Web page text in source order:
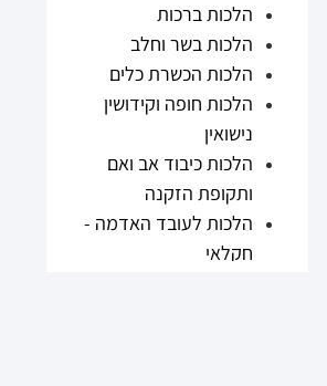
הלכות ברכות
הלכות בשר וחלב
הלכות הכשרת כלים
הלכות חופה וקידושין
נישואין
הלכות כיבוד אב ואם
ותקופת הזקנה
הלכות לעובד האדמה -
חקלאי